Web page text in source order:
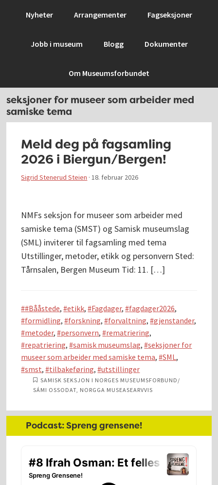
Nyheter Arrangementer Fagseksjoner
Jobb i museum Blogg Dokumenter
Om Museumsforbundet
seksjoner for museer som arbeider med
samiske tema
Meld deg på fagsamling
2026 i Biergun/Bergen!
Sigrid Stenerud Steien ·18. februar 2026
NMFs seksjon for museer som arbeider med
samiske tema (SMST) og Samisk museumslag
(SML) inviterer til fagsamling med tema
Utstillinger, metoder, etikk og personvern Sted:
Tårnsalen, Bergen Museum Tid: 11. […]
#Bååstede, etikk, Fagdager, fagdager2026,
formidling, forskning, forvaltning, gjenstander,
metoder, personvern, rematriering,
repatriering, samisk museumslag, seksjoner for
museer som arbeider med samiske tema, SML,
smst, tilbakeføring, utstillinger
SAMISK SEKSJON I NORGES MUSEUMSFORBUND/
SÁMI OSSODAT, NORGGA MUSEASEARVVIS
Hoved
Podcast: Spreng grensene!